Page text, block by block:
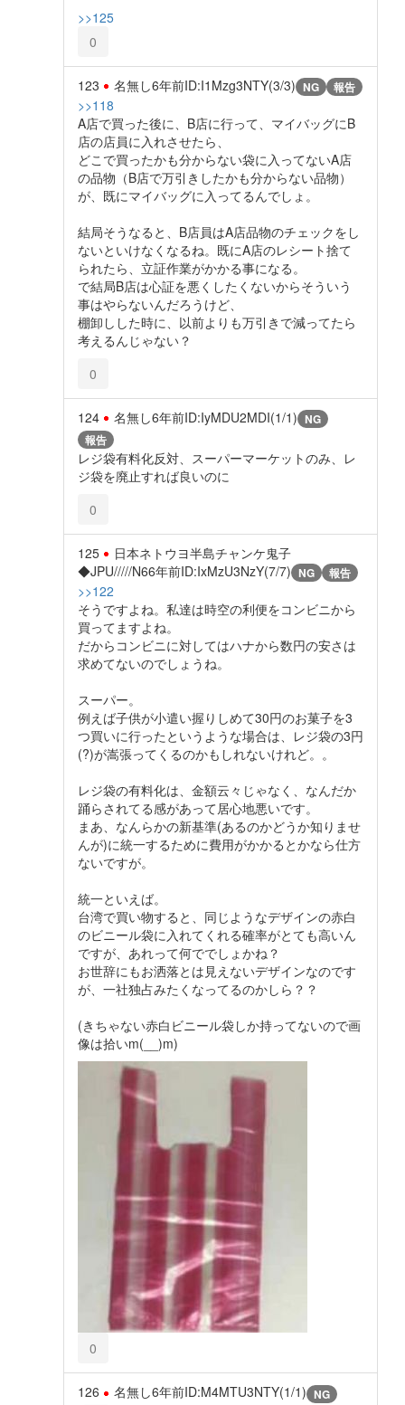
>>125
0
123 名無し6年前ID:I1Mzg3NTY(3/3) NG 報告
>>118
A店で買った後に、B店に行って、マイバッグにB
店の店員に入れさせたら、
どこで買ったかも分からない袋に入ってないA店
の品物（B店で万引きしたかも分からない品物）
が、既にマイバッグに入ってるんでしょ。
結局そうなると、B店員はA店品物のチェックをし
ないといけなくなるね。既にA店のレシート捨て
られたら、立証作業がかかる事になる。
で結局B店は心証を悪くしたくないからそういう
事はやらないんだろうけど、
棚卸しした時に、以前よりも万引きで減ってたら
考えるんじゃない？
0
124 名無し6年前ID:IyMDU2MDI(1/1) NG
報告
レジ袋有料化反対、スーパーマーケットのみ、レ
ジ袋を廃止すれば良いのに
0
125
日本ネトウヨ半島チャンケ鬼子
◆JPU/////N66年前ID:IxMzU3NzY(7/7) NG 報告
>>122
そうですよね。私達は時空の利便をコンビニから
買ってますよね。
だからコンビニに対してはハナから数円の安さは
求めてないのでしょうね。
スーパー。
例えば子供が小遣い握りしめて30円のお菓子を3
つ買いに行ったというような場合は、レジ袋の3円
(?)が嵩張ってくるのかもしれないけれど。。
レジ袋の有料化は、金額云々じゃなく、なんだか
踊らされてる感があって居心地悪いです。
まあ、なんらかの新基準(あるのかどうか知りませ
んが)に統一するために費用がかかるとかなら仕方
ないですが。
統一といえば。
台湾で買い物すると、同じようなデザインの赤白
のビニール袋に入れてくれる確率がとても高いん
ですが、あれって何ででしょかね？
お世辞にもお洒落とは見えないデザインなのです
が、一社独占みたくなってるのかしら？？
(きちゃない赤白ビニール袋しか持ってないので画
像は拾いm(__)m)
0
126 名無し6年前ID:M4MTU3NTY(1/1) NG